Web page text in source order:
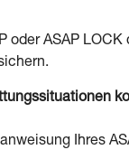
ASAP
Ihres